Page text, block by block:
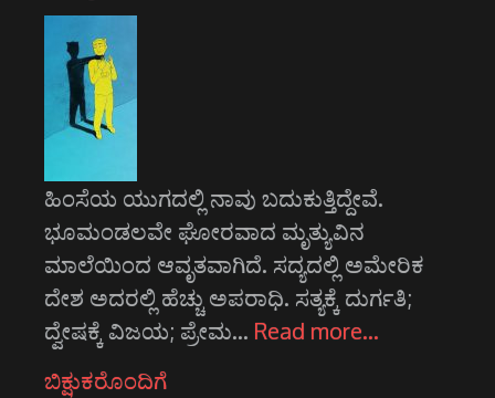
ಹಿಂಸೆಯ ಯುಗದಲ್ಲಿ ನಾವು ಬದುಕುತ್ತಿದ್ದೇವೆ.
ಭೂಮಂಡಲವೇ ಘೋರವಾದ ಮೃತ್ಯುವಿನ
ಮಾಲೆಯಿಂದ ಆವೃತವಾಗಿದೆ. ಸದ್ಯದಲ್ಲಿ ಅಮೇರಿಕ
ದೇಶ ಅದರಲ್ಲಿ ಹೆಚ್ಚು ಅಪರಾಧಿ. ಸತ್ಯಕ್ಕೆ ದುರ್ಗತಿ;
ದ್ವೇಷಕ್ಕೆ ವಿಜಯ; ಪ್ರೇಮ… Read more…
ಬಿಕ್ಷುಕರೊಂದಿಗೆ